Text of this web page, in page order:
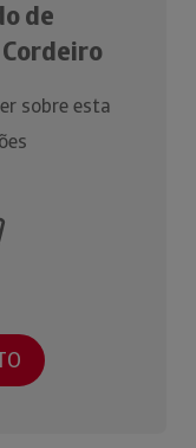
de
sobre esta